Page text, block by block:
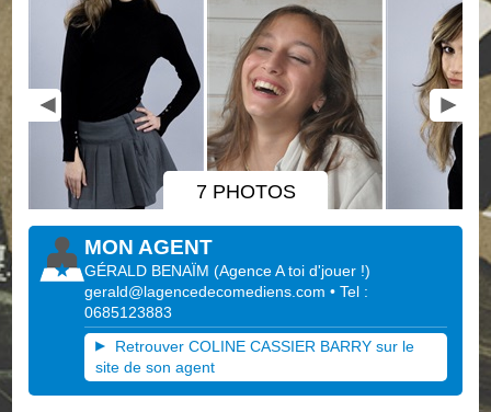
7 PHOTOS
MON AGENT
GÉRALD BENAÏM (Agence A toi d'jouer !)
gerald@lagencedecomediens.com • Tel :
0685123883
Retrouver COLINE CASSIER BARRY sur le
site de son agent